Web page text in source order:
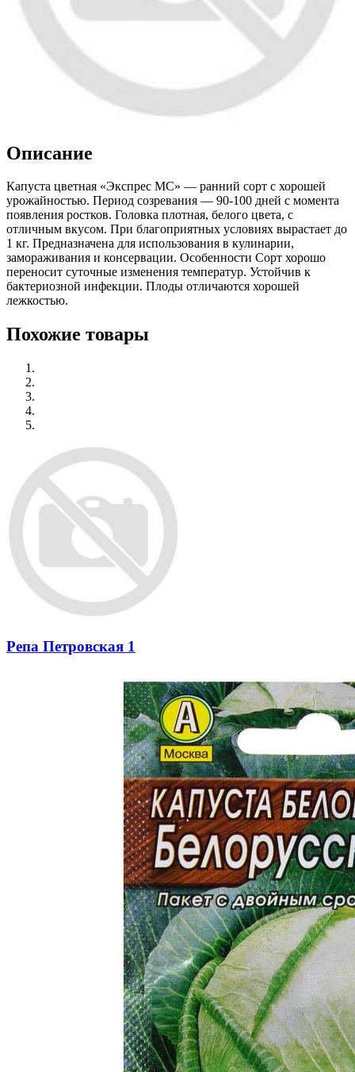
Описание
Капуста цветная «Экспрес МС» — ранний сорт с хорошей
урожайностью. Период созревания — 90-100 дней с момента
появления ростков. Головка плотная, белого цвета, с
отличным вкусом. При благоприятных условиях вырастает до
1 кг. Предназначена для использования в кулинарии,
замораживания и консервации. Особенности Сорт хорошо
переносит суточные изменения температур. Устойчив к
бактериозной инфекции. Плоды отличаются хорошей
лежкостью.
Похожие товары
Репа Петровская 1